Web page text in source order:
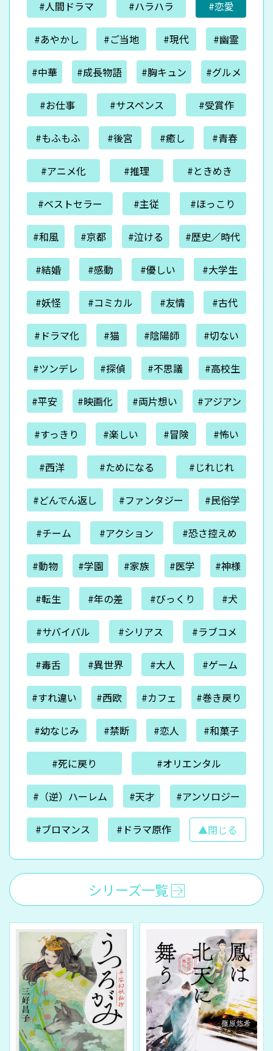
#人間ドラマ #ハラハラ #恋愛
#あやかし #ご当地 #現代 #幽霊
#中華 #成長物語 #胸キュン #グルメ
#お仕事 #サスペンス #受賞作
#もふもふ #後宮 #癒し #青春
#アニメ化 #推理 #ときめき
#ベストセラー #主従 #ほっこり
#和風 #京都 #泣ける #歴史／時代
#結婚 #感動 #優しい #大学生
#妖怪 #コミカル #友情 #古代
#ドラマ化 #猫 #陰陽師 #切ない
#ツンデレ #探偵 #不思議 #高校生
#平安 #映画化 #両片想い #アジアン
#すっきり #楽しい #冒険 #怖い
#西洋 #ためになる #じれじれ
#どんでん返し #ファンタジー #民俗学
#チーム #アクション #恐さ控えめ
#動物 #学園 #家族 #医学 #神様
#転生 #年の差 #びっくり #犬
#サバイバル #シリアス #ラブコメ
#毒舌 #異世界 #大人 #ゲーム
#すれ違い #西欧 #カフェ #巻き戻り
#幼なじみ #禁断 #恋人 #和菓子
#死に戻り #オリエンタル
#（逆）ハーレム #天才 #アンソロジー
#ブロマンス #ドラマ原作 ▲閉じる
シリーズ一覧